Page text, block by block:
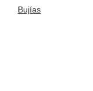
Bujías